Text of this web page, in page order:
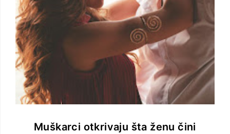
Muškarci otkrivaju šta ženu čini